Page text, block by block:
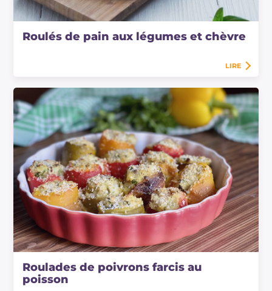
Roulés de pain aux légumes et chèvre
LIRE
Roulades de poivrons farcis au
poisson